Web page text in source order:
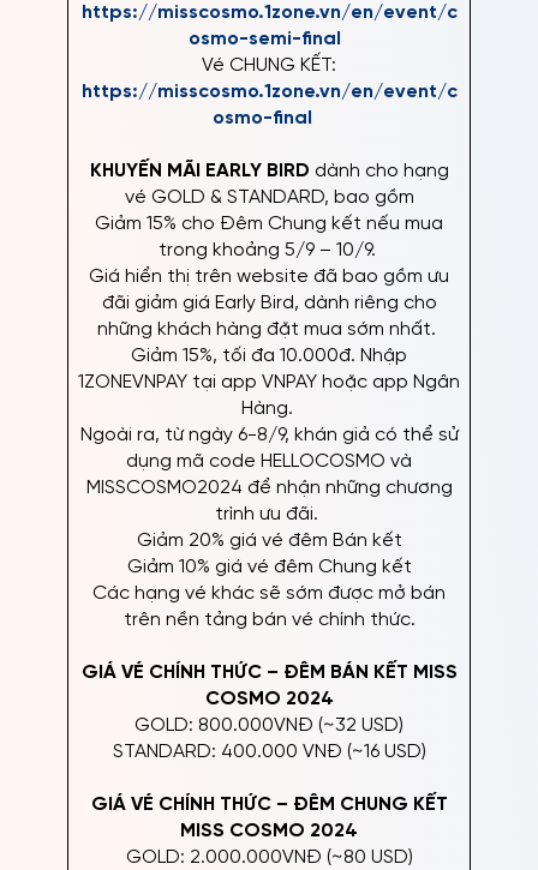
https://misscosmo.1zone.vn/en/event/c
osmo-semi-final
Vé CHUNG KẾT:
https://misscosmo.1zone.vn/en/event/c
osmo-final
KHUYẾN MÃI EARLY BIRD dành cho hạng
vé GOLD & STANDARD, bao gồm
Giảm 15% cho Đêm Chung kết nếu mua
trong khoảng 5/9 – 10/9.
Giá hiển thị trên website đã bao gồm ưu
đãi giảm giá Early Bird, dành riêng cho
những khách hàng đặt mua sớm nhất.
Giảm 15%, tối đa 10.000đ. Nhập
1ZONEVNPAY tại app VNPAY hoặc app Ngân
Hàng.
Ngoài ra, từ ngày 6-8/9, khán giả có thể sử
dụng mã code HELLOCOSMO và
MISSCOSMO2024 để nhận những chương
trình ưu đãi.
Giảm 20% giá vé đêm Bán kết
Giảm 10% giá vé đêm Chung kết
Các hạng vé khác sẽ sớm được mở bán
trên nền tảng bán vé chính thức.
GIÁ VÉ CHÍNH THỨC – ĐÊM BÁN KẾT MISS
COSMO 2024
GOLD: 800.000VNĐ (~32 USD)
STANDARD: 400.000 VNĐ (~16 USD)
GIÁ VÉ CHÍNH THỨC – ĐÊM CHUNG KẾT
MISS COSMO 2024
GOLD: 2.000.000VNĐ (~80 USD)